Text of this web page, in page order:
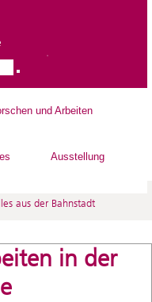
und Arbeiten
Ausstellung
aus der Bahnstadt
in der